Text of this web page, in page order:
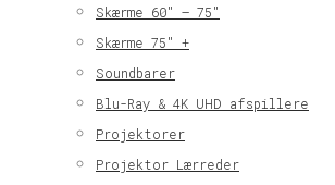
Skærme 60″ – 75″
Skærme 75″ +
Soundbarer
Blu-Ray & 4K UHD afspillere
Projektorer
Projektor Lærreder